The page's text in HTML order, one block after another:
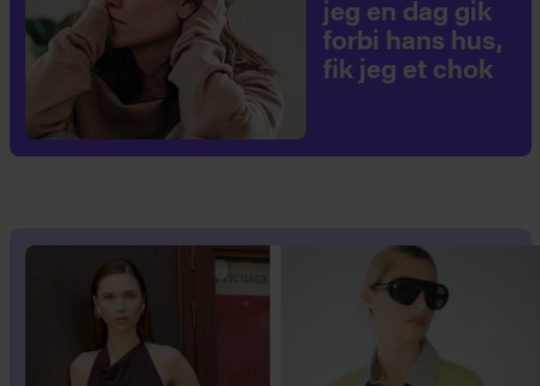
jeg en dag gik
forbi hans hus,
fik jeg et chok